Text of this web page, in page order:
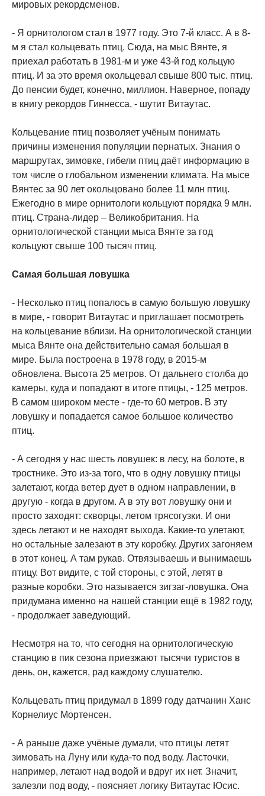
мировых рекордсменов.
- Я орнитологом стал в 1977 году. Это 7-й класс. А в 8-
м я стал кольцевать птиц. Сюда, на мыс Вянте, я
приехал работать в 1981-м и уже 43-й год кольцую
птиц. И за это время окольцевал свыше 800 тыс. птиц.
До пенсии будет, конечно, миллион. Наверное, попаду
в книгу рекордов Гиннесса, - шутит Витаутас.
Кольцевание птиц позволяет учёным понимать
причины изменения популяции пернатых. Знания о
маршрутах, зимовке, гибели птиц даёт информацию в
том числе о глобальном изменении климата. На мысе
Вянтес за 90 лет окольцовано более 11 млн птиц.
Ежегодно в мире орнитологи кольцуют порядка 9 млн.
птиц. Страна-лидер – Великобритания. На
орнитологической станции мыса Вянте за год
кольцуют свыше 100 тысяч птиц.
Самая большая ловушка
- Несколько птиц попалось в самую большую ловушку
в мире, - говорит Витаутас и приглашает посмотреть
на кольцевание вблизи. На орнитологической станции
мыса Вянте она действительно самая большая в
мире. Была построена в 1978 году, в 2015-м
обновлена. Высота 25 метров. От дальнего столба до
камеры, куда и попадают в итоге птицы, - 125 метров.
В самом широком месте - где-то 60 метров. В эту
ловушку и попадается самое большое количество
птиц.
- А сегодня у нас шесть ловушек: в лесу, на болоте, в
тростнике. Это из-за того, что в одну ловушку птицы
залетают, когда ветер дует в одном направлении, в
другую - когда в другом. А в эту вот ловушку они и
просто заходят: скворцы, летом трясогузки. И они
здесь летают и не находят выхода. Какие-то улетают,
но остальные залезают в эту коробку. Других загоняем
в этот конец. А там рукав. Отвязываешь и вынимаешь
птицу. Вот видите, с той стороны, с этой, летят в
разные коробки. Это называется зигзаг-ловушка. Она
придумана именно на нашей станции ещё в 1982 году,
- продолжает заведующий.
Несмотря на то, что сегодня на орнитологическую
станцию в пик сезона приезжают тысячи туристов в
день, он, кажется, рад каждому слушателю.
Кольцевать птиц придумал в 1899 году датчанин Ханс
Корнелиус Мортенсен.
- А раньше даже учёные думали, что птицы летят
зимовать на Луну или куда-то под воду. Ласточки,
например, летают над водой и вдруг их нет. Значит,
залезли под воду, - поясняет логику Витаутас Юсис.